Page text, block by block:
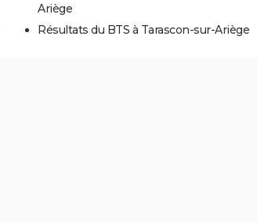
Ariège
Résultats du BTS à Tarascon-sur-Ariège